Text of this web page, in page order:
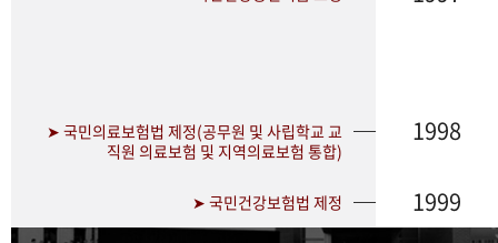
➤ 국민의료보험법 제정(공무원 및 사립학교 교
직원 의료보험 및 지역의료보험 통합)
1998
➤ 국민건강보험법 제정 1999